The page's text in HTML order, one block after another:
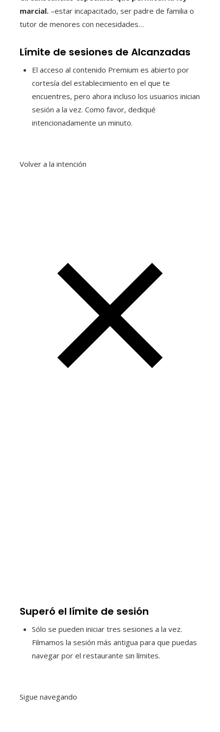
marcial. –estar incapacitado, ser padre de familia o
tutor de menores con necesidades…
Límite de sesiones de Alcanzadas
El acceso al contenido Premium es abierto por
cortesía del establecimiento en el que te
encuentres, pero ahora incluso los usuarios inician
sesión a la vez. Como favor, dediqué
intencionadamente un minuto.
Volver a la intención
Superó el límite de sesión
Sólo se pueden iniciar tres sesiones a la vez.
Filmamos la sesión más antigua para que puedas
navegar por el restaurante sin límites.
Sigue navegando